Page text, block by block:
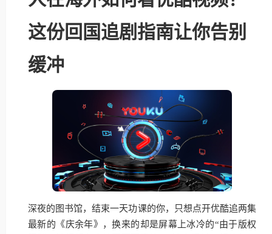
这份回国追剧指南让你告别
缓冲
深夜的图书馆，结束一天功课的你，只想点开优酷追两集
最新的《庆余年》，换来的却是屏幕上冰冷的“由于版权